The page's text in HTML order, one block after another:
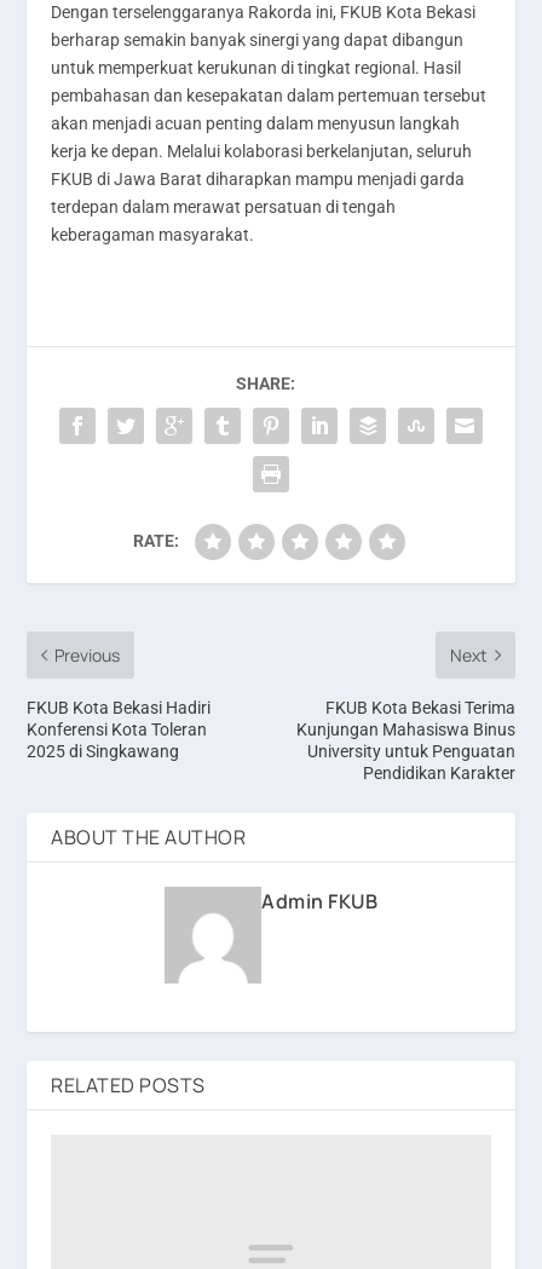
Dengan terselenggaranya Rakorda ini, FKUB Kota Bekasi
berharap semakin banyak sinergi yang dapat dibangun
untuk memperkuat kerukunan di tingkat regional. Hasil
pembahasan dan kesepakatan dalam pertemuan tersebut
akan menjadi acuan penting dalam menyusun langkah
kerja ke depan. Melalui kolaborasi berkelanjutan, seluruh
FKUB di Jawa Barat diharapkan mampu menjadi garda
terdepan dalam merawat persatuan di tengah
keberagaman masyarakat.
SHARE:
RATE:
Previous
FKUB Kota Bekasi Hadiri
Konferensi Kota Toleran
2025 di Singkawang
Next
FKUB Kota Bekasi Terima
Kunjungan Mahasiswa Binus
University untuk Penguatan
Pendidikan Karakter
ABOUT THE AUTHOR
Admin FKUB
RELATED POSTS